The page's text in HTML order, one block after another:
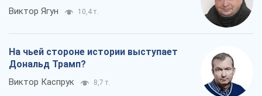
Виктор Ягун 10,4 т.
На чьей стороне истории выступает
Дональд Трамп?
Виктор Каспрук 8,7 т.